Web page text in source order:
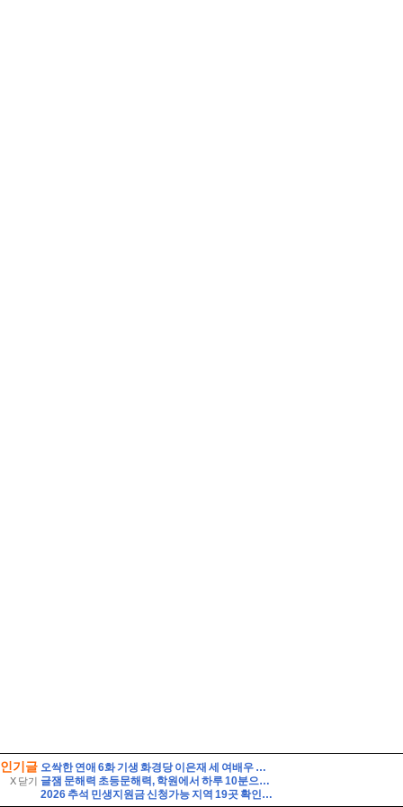
인기글
X 닫기
오싹한 연애 6화 기생 화경당 이은재 세 여배우 닮은 꼴로 유명하다고?
글잼 문해력 초등문해력, 학원에서 하루 10분으로 시작하는 AI 문해력 관리
2026 추석 민생지원금 신청가능 지역 19곳 확인, 신청방법 총정리(명절지원금)